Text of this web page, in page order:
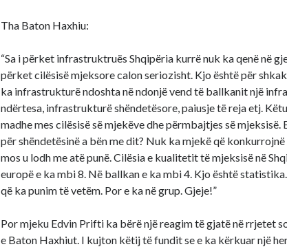
Tha Baton Haxhiu:
“Sa i përket infrastruktruës Shqipëria kurrë nuk ka qenë në
përket cilësisë mjeksore calon seriozisht. Kjo është për
ka infrastrukturë ndoshta në ndonjë vend të ballkanit një
ndërtesa, infrastrukturë shëndetësore, paiusje të reja etj.
madhe mes cilësisë së mjekëve dhe përmbajtjes së mjeksisë.
për shëndetësinë a bën me dit? Nuk ka mjekë që
mos u lodh me atë punë. Cilësia e kualitetit të mjeksisë në
europë e ka mbi 8. Në ballkan e ka mbi 4. Kjo është
që ka punim të vetëm. Por e ka në grup. Gjeje!”
Por mjeku Edvin Prifti ka bërë një reagim të gjatë në rrjetet
e Baton Haxhiut. I kujton këtij të fundit se e ka kërkuar një